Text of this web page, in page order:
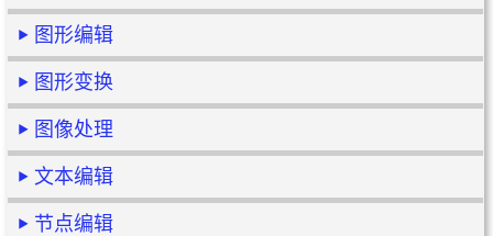
图形编辑
图形变换
图像处理
文本编辑
节点编辑